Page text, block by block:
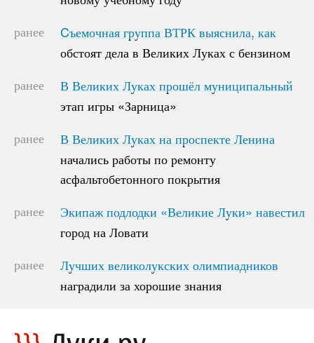
ранее
Cъемочная группа ВТРК выяснила, как
обстоят дела в Великих Луках с бензином
Cъемочная группа ВТРК выяснила, как
обстоят дела в Великих Луках с бензином
ранее
В Великих Луках прошёл муниципальный
этап игры «Зарница»
В Великих Луках прошёл муниципальный
этап игры «Зарница»
ранее
В Великих Луках на проспекте Ленина
начались работы по ремонту
асфальтобетонного покрытия
В Великих Луках на проспекте Ленина
начались работы по ремонту
асфальтобетонного покрытия
ранее
Экипаж подлодки «Великие Луки» навестил
город на Ловати
Экипаж подлодки «Великие Луки» навестил
город на Ловати
ранее
Лучших великолукских олимпиадников
наградили за хорошие знания
Лучших великолукских олимпиадников
наградили за хорошие знания